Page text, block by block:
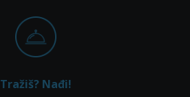
Tražiš? Nađi!